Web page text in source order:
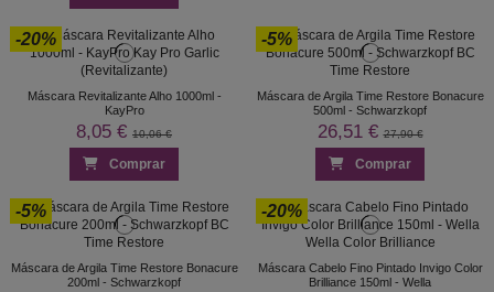
-20%
Máscara Revitalizante Alho 1000ml -
KayPro
8,05 € 10,06 €
Comprar
-5%
Máscara de Argila Time Restore Bonacure
500ml - Schwarzkopf
26,51 €27,90 €
Comprar
-5%
Máscara de Argila Time Restore Bonacure
200ml - Schwarzkopf
-20%
Máscara Cabelo Fino Pintado Invigo Color
Brilliance 150ml - Wella